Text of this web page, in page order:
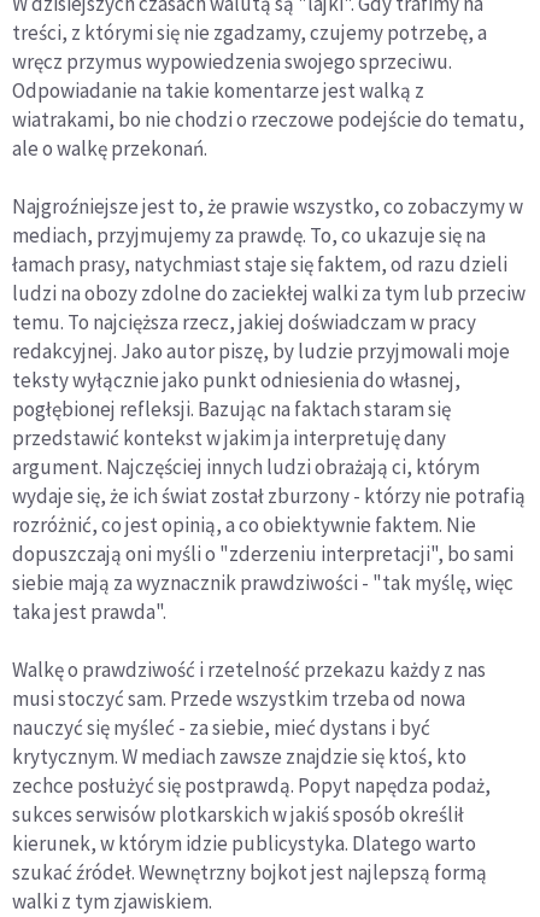
treści, z którymi się nie zgadzamy, czujemy potrzebę, a
wręcz przymus wypowiedzenia swojego sprzeciwu.
Odpowiadanie na takie komentarze jest walką z
wiatrakami, bo nie chodzi o rzeczowe podejście do tematu,
ale o walkę przekonań.
Najgroźniejsze jest to, że prawie wszystko, co zobaczymy w
mediach, przyjmujemy za prawdę. To, co ukazuje się na
łamach prasy, natychmiast staje się faktem, od razu dzieli
ludzi na obozy zdolne do zaciekłej walki za tym lub przeciw
temu. To najcięższa rzecz, jakiej doświadczam w pracy
redakcyjnej. Jako autor piszę, by ludzie przyjmowali moje
teksty wyłącznie jako punkt odniesienia do własnej,
pogłębionej refleksji. Bazując na faktach staram się
przedstawić kontekst w jakim ja interpretuję dany
argument. Najczęściej innych ludzi obrażają ci, którym
wydaje się, że ich świat został zburzony - którzy nie potrafią
rozróżnić, co jest opinią, a co obiektywnie faktem. Nie
dopuszczają oni myśli o "zderzeniu interpretacji", bo sami
siebie mają za wyznacznik prawdziwości - "tak myślę, więc
taka jest prawda".
Walkę o prawdziwość i rzetelność przekazu każdy z nas
musi stoczyć sam. Przede wszystkim trzeba od nowa
nauczyć się myśleć - za siebie, mieć dystans i być
krytycznym. W mediach zawsze znajdzie się ktoś, kto
zechce posłużyć się postprawdą. Popyt napędza podaż,
sukces serwisów plotkarskich w jakiś sposób określił
kierunek, w którym idzie publicystyka. Dlatego warto
szukać źródeł. Wewnętrzny bojkot jest najlepszą formą
walki z tym zjawiskiem.